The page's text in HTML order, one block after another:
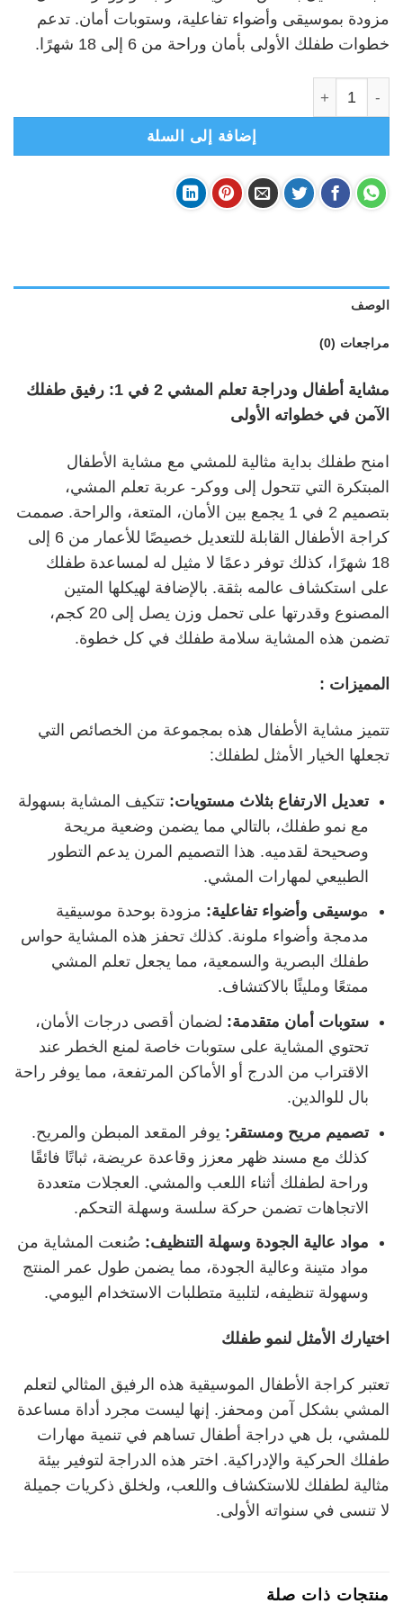
مزودة بموسيقى وأضواء تفاعلية، وستوبات أمان. تدعم
خطوات طفلك الأولى بأمان وراحة من 6 إلى 18 شهرًا.
إضافة إلى السلة
الوصف
مراجعات (0)
مشاية أطفال ودراجة تعلم المشي 2 في 1: رفيق طفلك
الآمن في خطواته الأولى
امنح طفلك بداية مثالية للمشي مع مشاية الأطفال
المبتكرة التي تتحول إلى ووكر- عربة تعلم المشي،
بتصميم 2 في 1 يجمع بين الأمان، المتعة، والراحة. صممت
كراجة الأطفال القابلة للتعديل خصيصًا للأعمار من 6 إلى
18 شهرًا، كذلك توفر دعمًا لا مثيل له لمساعدة طفلك
على استكشاف عالمه بثقة. بالإضافة لهيكلها المتين
المصنوع وقدرتها على تحمل وزن يصل إلى 20 كجم،
تضمن هذه المشاية سلامة طفلك في كل خطوة.
المميزات :
تتميز مشاية الأطفال هذه بمجموعة من الخصائص التي
تجعلها الخيار الأمثل لطفلك:
تعديل الارتفاع بثلاث مستويات: تتكيف المشاية بسهولة
مع نمو طفلك، بالتالي مما يضمن وضعية مريحة
وصحيحة لقدميه. هذا التصميم المرن يدعم التطور
الطبيعي لمهارات المشي.
موسيقى وأضواء تفاعلية: مزودة بوحدة موسيقية
مدمجة وأضواء ملونة. كذلك تحفز هذه المشاية حواس
طفلك البصرية والسمعية، مما يجعل تعلم المشي
ممتعًا ومليئًا بالاكتشاف.
ستوبات أمان متقدمة: لضمان أقصى درجات الأمان،
تحتوي المشاية على ستوبات خاصة لمنع الخطر عند
الاقتراب من الدرج أو الأماكن المرتفعة، مما يوفر راحة
بال للوالدين.
تصميم مريح ومستقر: يوفر المقعد المبطن والمريح.
كذلك مع مسند ظهر معزز وقاعدة عريضة، ثباتًا فائقًا
وراحة لطفلك أثناء اللعب والمشي. العجلات متعددة
الاتجاهات تضمن حركة سلسة وسهلة التحكم.
مواد عالية الجودة وسهلة التنظيف: صُنعت المشاية من
مواد متينة وعالية الجودة، مما يضمن طول عمر المنتج
وسهولة تنظيفه، لتلبية متطلبات الاستخدام اليومي.
اختيارك الأمثل لنمو طفلك
تعتبر كراجة الأطفال الموسيقية هذه الرفيق المثالي لتعلم
المشي بشكل آمن ومحفز. إنها ليست مجرد أداة مساعدة
للمشي، بل هي دراجة أطفال تساهم في تنمية مهارات
طفلك الحركية والإدراكية. اختر هذه الدراجة لتوفير بيئة
مثالية لطفلك للاستكشاف واللعب، ولخلق ذكريات جميلة
لا تنسى في سنواته الأولى.
منتجات ذات صلة